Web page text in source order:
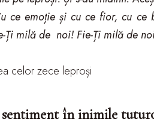
ce emoție și cu ce fior, cu
Ți milă de noi! Fie-Ți milă de
în inimile